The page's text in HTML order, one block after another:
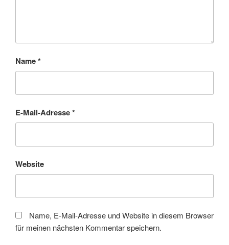
Name*
E-Mail-Adresse*
Website
Name, E-Mail-Adresse und Website in diesem Browser
für meinen nächsten Kommentar speichern.